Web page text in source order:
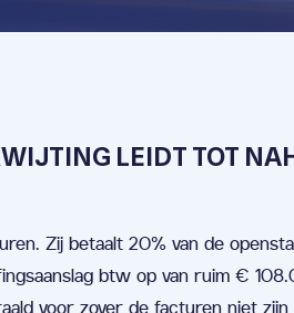
LEIDT TOT
Zij betaalt 20% van de
btw op van ruim €
voor zover de facturen niet zijn